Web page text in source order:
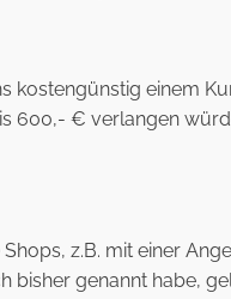
einem
600,- € verlangen
z.B. mit einer
genannt habe,